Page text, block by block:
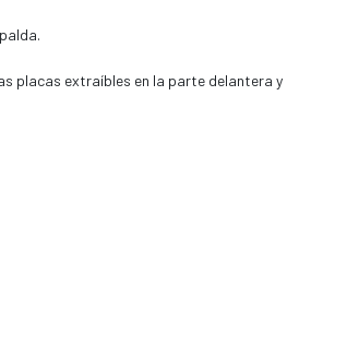
placas extraíbles en la parte delantera y